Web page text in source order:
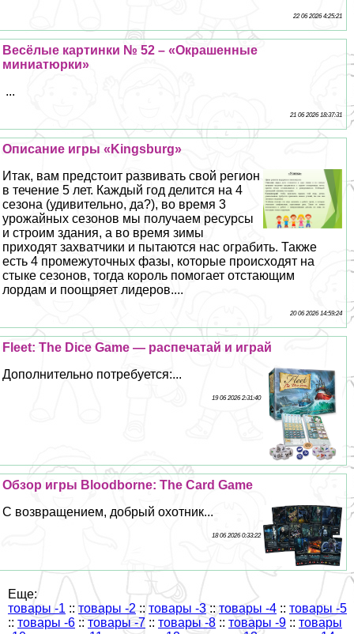
22 06 2026 4:25:21
Весёлые картинки № 52 – «Окрашенные
миниатюрки»
...
21 06 2026 18:37:31
Описание игры «Kingsburg»
Итак, вам предстоит развивать свой регион
в течение 5 лет. Каждый год делится на 4
сезона (удивительно, да?), во время 3
урожайных сезонов мы получаем ресурсы
и строим здания, а во время зимы
приходят захватчики и пытаются нас ограбить. Также
есть 4 промежуточных фазы, которые происходят на
стыке сезонов, тогда король помогает отстающим
лордам и поощряет лидеров....
20 06 2026 14:59:24
Fleet: The Dice Game — распечатай и играй
Дополнительно потребуется:...
19 06 2026 2:31:40
Обзор игры Bloodborne: The Card Game
С возвращением, добрый охотник...
18 06 2026 0:33:22
Еще:
товары -1 :: товары -2 :: товары -3 ::товары -4 :: товары -5
:: товары -6 ::товары -7 :: товары -8 :: товары -9 :: товары